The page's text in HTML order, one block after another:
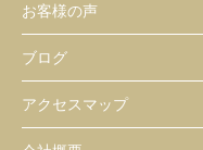
お客様の声
ブログ
アクセスマップ